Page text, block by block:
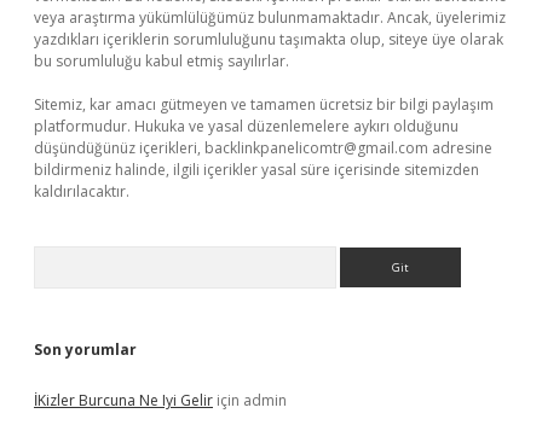
veya araştırma yükümlülüğümüz bulunmamaktadır. Ancak, üyelerimiz
yazdıkları içeriklerin sorumluluğunu taşımakta olup, siteye üye olarak
bu sorumluluğu kabul etmiş sayılırlar.
Sitemiz, kar amacı gütmeyen ve tamamen ücretsiz bir bilgi paylaşım
platformudur. Hukuka ve yasal düzenlemelere aykırı olduğunu
düşündüğünüz içerikleri, backlinkpanelicomtr@gmail.com adresine
bildirmeniz halinde, ilgili içerikler yasal süre içerisinde sitemizden
kaldırılacaktır.
Son yorumlar
İKizler Burcuna Ne Iyi Gelir için admin